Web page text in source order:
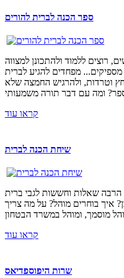
Если вам срочно
проверок и звонков
Україні без
надоедливых звонков
гражданам Украины.
ספר הכנה לברית להורים
ללמוד ולהתכונן למצווה
מפחדים להגיע לברית
וטרדות, ולהרגיש החמצה שלא
קראו עוד
שיחת הכנה לברית
הרבה שאלות וחששות לגבי ברית
איך בוחרים מוהל? על מה צריך
קראו עוד
שרות היפוספדיאס